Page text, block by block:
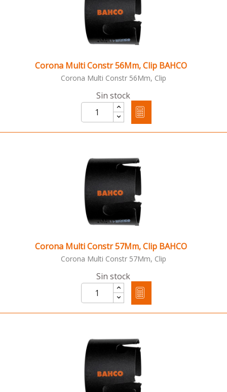
Corona Multi Constr 56Mm, Clip BAHCO
Corona Multi Constr 56Mm, Clip
Sin stock
Corona Multi Constr 57Mm, Clip BAHCO
Corona Multi Constr 57Mm, Clip
Sin stock